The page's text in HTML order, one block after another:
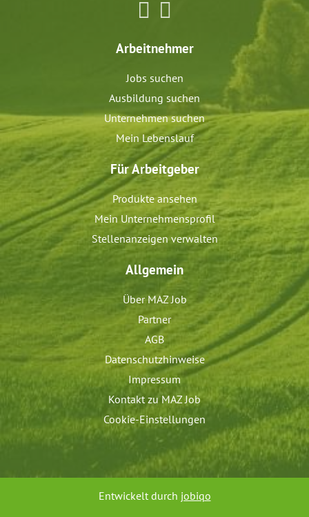
Arbeitnehmer
Jobs suchen
Ausbildung suchen
Unternehmen suchen
Mein Lebenslauf
Für Arbeitgeber
Produkte ansehen
Mein Unternehmensprofil
Stellenanzeigen verwalten
Allgemein
Über MAZ Job
Partner
AGB
Datenschutzhinweise
Impressum
Kontakt zu MAZ Job
Cookie-Einstellungen
Entwickelt durch jobiqo